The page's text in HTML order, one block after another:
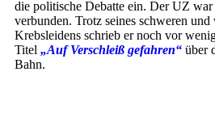
die politische Debatte ein. Der UZ
verbunden. Trotz seines schweren
Krebsleidens schrieb er noch vor
Titel „Auf Verschleiß gefahren“ über
Bahn.